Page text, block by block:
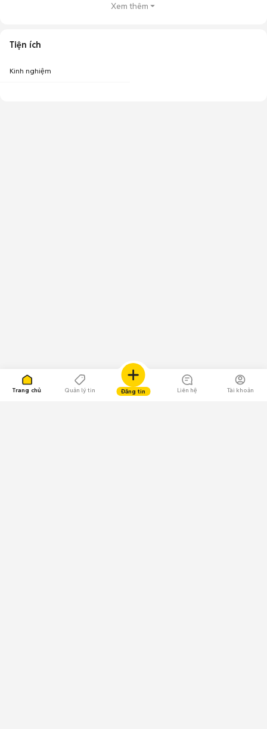
Trang chủ Quản lý tin Đăng tin Liên hệ Tài khoản
Xem thêm
Tiện ích
Kinh nghiệm